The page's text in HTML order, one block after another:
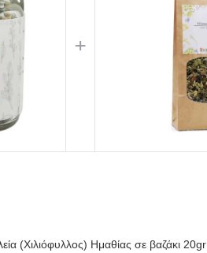
+
(Χιλιόφυλλος) Ημαθίας σε βαζάκι 20gr